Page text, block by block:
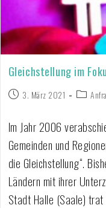
Gleichstellung im
3. März 2021
Im Jahr 2006
Gemeinden und
die Gleichstellung“.
Ländern mit ihrer
Stadt Halle (Saale)